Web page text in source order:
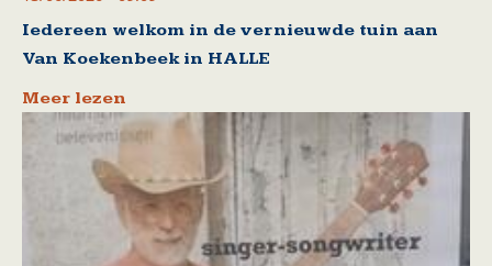
Iedereen welkom in de vernieuwde tuin aan
Van Koekenbeek in HALLE
Meer lezen